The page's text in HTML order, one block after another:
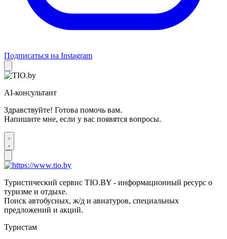
Подписаться на Instagram
AI-консультант
Здравствуйте! Готова помочь вам.
Напишите мне, если у вас появятся вопросы.
Туристический сервис TIO.BY - информационный ресурс о
туризме и отдыхе.
Поиск автобусных, ж/д и авиатуров, специальных
предложений и акций.
Туристам